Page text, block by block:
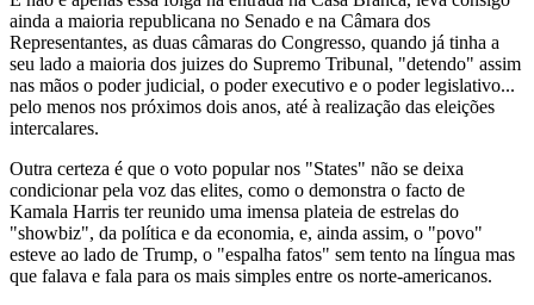
ainda a maioria republicana no Senado e na Câmara dos
Representantes, as duas câmaras do Congresso, quando já tinha a
seu lado a maioria dos juizes do Supremo Tribunal, "detendo" assim
nas mãos o poder judicial, o poder executivo e o poder legislativo...
pelo menos nos próximos dois anos, até à realização das eleições
intercalares.
Outra certeza é que o voto popular nos "States" não se deixa
condicionar pela voz das elites, como o demonstra o facto de
Kamala Harris ter reunido uma imensa plateia de estrelas do
"showbiz", da política e da economia, e, ainda assim, o "povo"
esteve ao lado de Trump, o "espalha fatos" sem tento na língua mas
que falava e fala para os mais simples entre os norte-americanos.